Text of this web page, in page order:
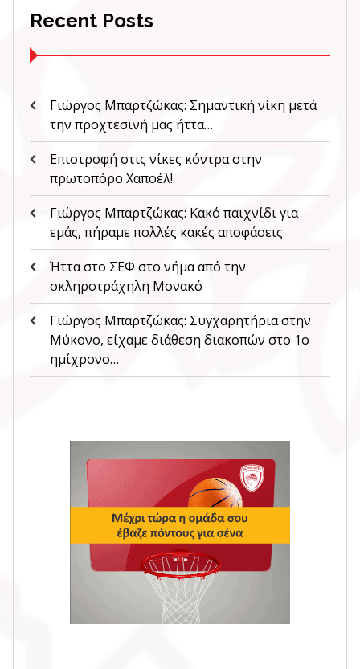
Recent Posts
Γιώργος Μπαρτζώκας: Σημαντική νίκη μετά
την προχτεσινή μας ήττα…
Επιστροφή στις νίκες κόντρα στην
πρωτοπόρο Χαποέλ!
Γιώργος Μπαρτζώκας: Κακό παιχνίδι για
εμάς, πήραμε πολλές κακές αποφάσεις
Ήττα στο ΣΕΦ στο νήμα από την
σκληροτράχηλη Μονακό
Γιώργος Μπαρτζώκας: Συγχαρητήρια στην
Μύκονο, είχαμε διάθεση διακοπών στο 1ο
ημίχρονο…